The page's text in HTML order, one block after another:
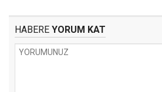
HABERE YORUM KAT